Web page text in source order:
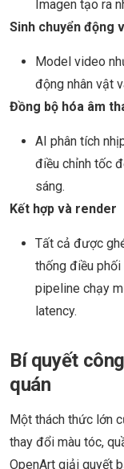
Imagen tạo ra
Sinh chuyển động
Model video
động nhân vật
Đồng bộ hóa âm
AI phân tích
điều chỉnh tốc
sáng.
Kết hợp và render
Tất cả được
thống điều
pipeline chạy
latency.
Bí quyết
quán
Một thách thức lớn
thay đổi màu tóc,
OpenArt giải quyết